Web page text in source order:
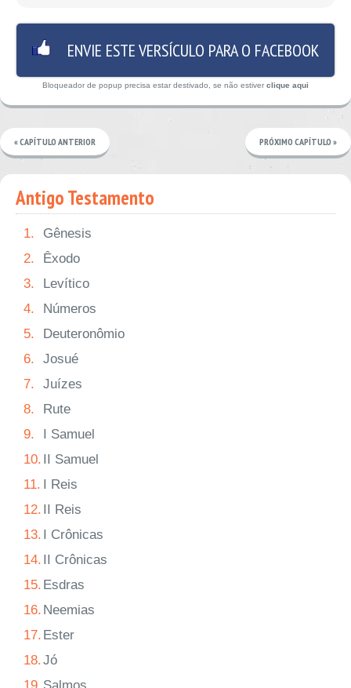
ENVIE ESTE VERSÍCULO PARA O FACEBOOK
Bloqueador de popup precisa estar destivado, se não estiver clique aqui
« CAPÍTULO ANTERIOR PRÓXIMO CAPÍTULO »
Antigo Testamento
1.
Gênesis
2.
Êxodo
3.
Levítico
4.
Números
5.
Deuteronômio
6.
Josué
7.
Juízes
8.
Rute
9.
I Samuel
10. II Samuel
11. I Reis
12. II Reis
13. I Crônicas
14. II Crônicas
15. Esdras
16. Neemias
17. Ester
18.Jó